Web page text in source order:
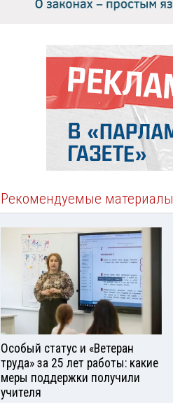
Рекомендуемые материалы
Особый статус и «Ветеран
труда» за 25 лет работы: какие
меры поддержки получили
учителя